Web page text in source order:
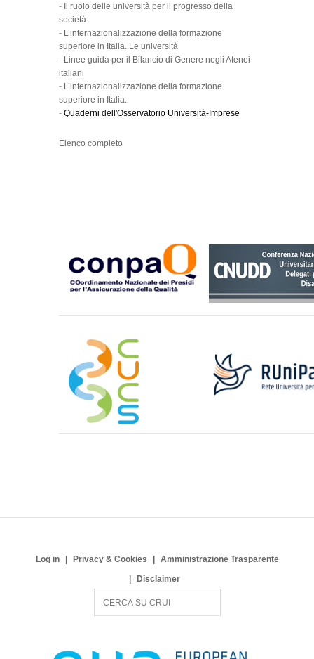
-
Il ruolo delle università per il progresso della
società
- L’internazionalizzazione della formazione
superiore in Italia. Le università
- Linee guida per il Bilancio di Genere negli Atenei
italiani
- L’internazionalizzazione della formazione
superiore in Italia.
- Quaderni dell'Osservatorio Università-Imprese
Elenco completo
Log in Privacy & Cookies
Amministrazione Trasparente
Disclaimer
c